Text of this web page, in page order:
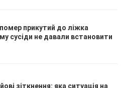
прикутий до ліжка
сусіди не давали встановити
зіткнення: яка ситуація на